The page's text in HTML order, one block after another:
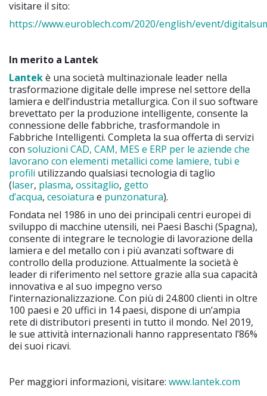
visitare il sito:
https://www.euroblech.com/2020/english/event/
In merito a Lantek
Lantekè una società multinazionale leader nella
trasformazione digitale delle imprese nel settore della
lamiera e dell’industria metallurgica. Con il suo software
brevettato per la produzione intelligente, consente la
connessione delle fabbriche, trasformandole in
Fabbriche Intelligenti. Completa la sua offerta di servizi
con soluzioni CAD, CAM, MES e ERP per le aziende che
lavorano con elementi metallici come lamiere, tubi e
profili utilizzando qualsiasi tecnologia di taglio
(laser, plasma, ossitaglio, getto
d’acqua, cesoiatura e punzonatura).
Fondata nel 1986 in uno dei principali centri europei di
sviluppo di macchine utensili, nei Paesi Baschi (Spagna),
consente di integrare le tecnologie di lavorazione della
lamiera e del metallo con i più avanzati software di
controllo della produzione. Attualmente la società è
leader di riferimento nel settore grazie alla sua capacità
innovativa e al suo impegno verso
l’internazionalizzazione. Con più di 24.800 clienti in oltre
100 paesi e 20 uffici in 14 paesi, dispone di un’ampia
rete di distributori presenti in tutto il mondo. Nel 2019,
le sue attività internazionali hanno rappresentato l’86%
dei suoi ricavi.
Per maggiori informazioni, visitare: www.lantek.com